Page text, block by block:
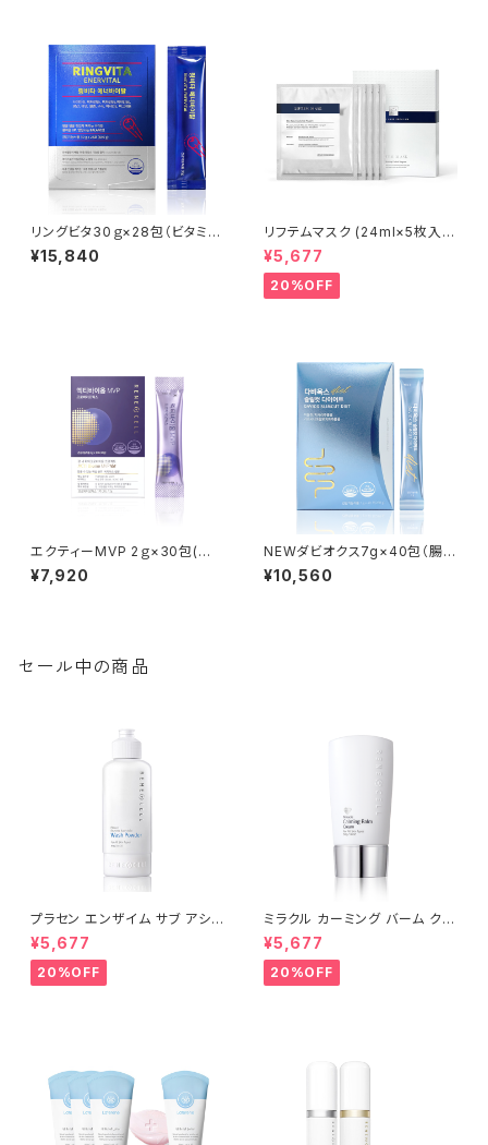
リングビタ30ｇ×28包（ビタミン
ゼリータイプ）【Rene-Cell】ル
ネセル※ご注文後、お取り寄せ
¥15,840
リフテムマスク (24ml×5枚入
り) | LIFTEM MASK│乾燥・シ
ワ・目の下クマケア【Rene-Cel
l】ルネセル
¥5,677
20%OFF
エクティーMVP 2ｇ×30包(細
胞蘇る乳酸菌）【Rene-Cell】ル
ネセル ※ご注文後、お取り寄せ
¥7,920
NEWダビオクス7g×40包（腸
活・便秘改善・ スリム）【Rene-
Cell】ルネセル※ご注文後、お取
¥10,560
セール中の商品
プラセン エンザイム サブ アシッ
ド ウォッシュパウダー 80g |Pla
cen Enzyme Sub-Acid Was
h Powder│毛穴ケア・低刺激・
弱酸性・酵素洗顔【Rene-Cell】
¥5,677
20%OFF
ミラクル カーミング バーム クリ
ーム 50g【※箱無し】| Miracle
Calming Cream【Rene-Cel
l】ルネセル
¥5,677
20%OFF